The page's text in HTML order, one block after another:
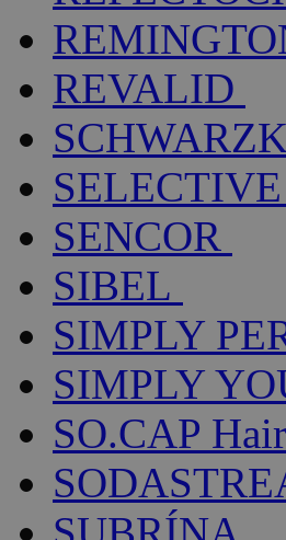
REVALID
SELECTIVE
SENCOR
SIBEL
SIMPLY
SIMPLY
SO.CAP